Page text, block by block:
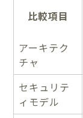
比較項目
アーキテク
チャ
セキュリテ
ィモデル